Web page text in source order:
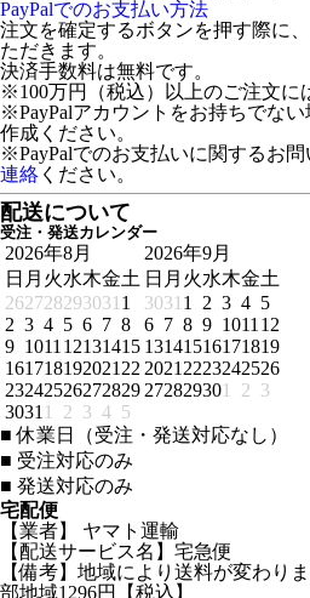
PayPalでのお支払い方法
注文を確定するボタンを押す際に
ただきます。
決済手数料は無料です。
※100万円（税込）以上のご注文に
※PayPalアカウントをお持ちでない
作成ください。
※PayPalでのお支払いに関するお
連絡 ください。
配送について
受注・発送カレンダー
2026年8月
日 月 火水木金土
262728293031 1
2 3 4 5 6 7 8
9 1011 12131415
161718192021 22
23242526272829
3031 1 2 3 4 5
2026年9月
日 月 火水木金土
3031 1 2 3 4 5
6 7 8 9 1011 12
13141516171819
2021 2223242526
272829301 2 3
■ 休業日（受注・発送対応なし）
■ 受注対応のみ
■ 発送対応のみ
宅配便
【業者】 ヤマト運輸
【配送サービス名】宅急便
【備考】地域により送料が変わり
部地域1296円【税込】